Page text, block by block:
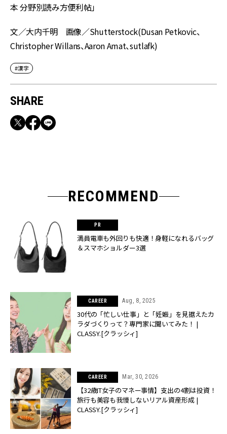
本 分野別読み方便利帖」
文／大内千明 画像／Shutterstock(Dusan Petkovic、
Christopher Willans、Aaron Amat、sutlafk)
#漢字
SHARE
RECOMMEND
満員電車も外回りも快適！身軽になれるバッグ
＆スマホショルダー3選
CAREER Aug, 8, 2025
30代の「忙しい仕事」と「妊娠」を見据えたカ
ラダづくりって？専門家に聞いてみた！ |
CLASSY.[クラッシィ]
CAREER Mar, 30, 2026
【32歳IT女子のマネー事情】支出の4割は投資！
旅行も美容も我慢しないリアル資産形成 |
CLASSY.[クラッシィ]